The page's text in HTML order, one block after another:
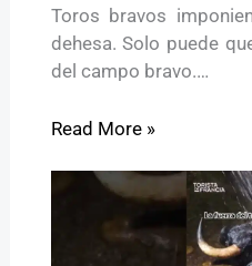
Toros bravos
dehesa. Solo puede
del campo bravo.…
Read More »